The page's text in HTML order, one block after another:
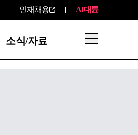
인재채용 AI대륜
소식/자료